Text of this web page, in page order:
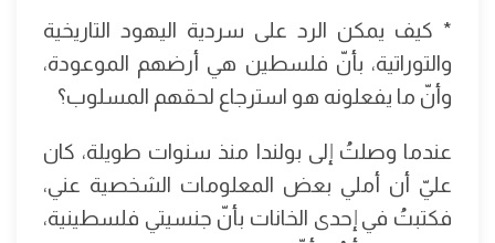
* كيف يمكن الرد على سردية اليهود التاريخية
والتوراتية، بأنّ فلسطين هي أرضهم الموعودة،
وأنّ ما يفعلونه هو استرجاع لحقهم المسلوب؟
عندما وصلتُ إلى بولندا منذ سنوات طويلة، كان
عليّ أن أملي بعض المعلومات الشخصية عني،
فكتبتُ في إحدى الخانات بأنّ جنسيتي فلسطينية،